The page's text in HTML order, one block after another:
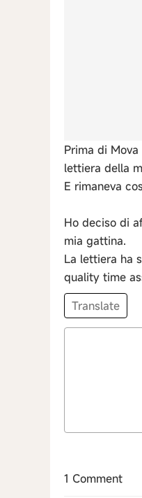
Prima di
lettiera della
E rimaneva
Ho deciso di
mia gattina.
La lettiera ha
quality time
Translate
1 Comment